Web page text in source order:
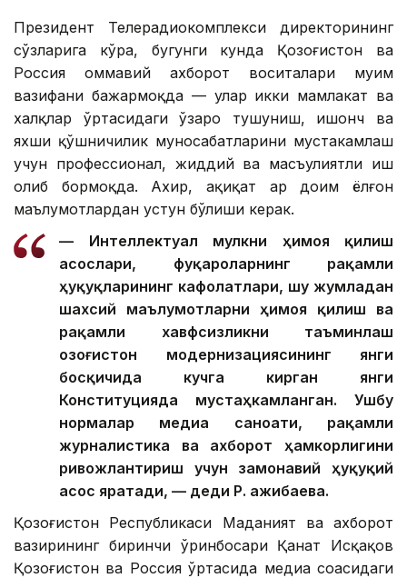
Президент Телерадиокомплекси директорининг
сўзларига кўра, бугунги кунда Қозоғистон ва
Россия оммавий ахборот воситалари муҳим
вазифани бажармоқда — улар икки мамлакат ва
халқлар ўртасидаги ўзаро тушуниш, ишонч ва
яхши қўшничилик муносабатларини мустаҳкамлаш
учун профессионал, жиддий ва масъулиятли иш
олиб бормоқда. Ахир, ҳақиқат ҳар доим ёлғон
маълумотлардан устун бўлиши керак.
— Интеллектуал мулкни ҳимоя қилиш
асослари, фуқароларнинг рақамли
ҳуқуқларининг кафолатлари, шу жумладан
шахсий маълумотларни ҳимоя қилиш ва
рақамли хавфсизликни таъминлаш
Қозоғистон модернизациясининг янги
босқичида кучга кирган янги
Конституцияда мустаҳкамланган. Ушбу
нормалар медиа саноати, рақамли
журналистика ва ахборот ҳамкорлигини
ривожлантириш учун замонавий ҳуқуқий
асос яратади, — деди Р. Қажибаева.
Қозоғистон Республикаси Маданият ва ахборот
вазирининг биринчи ўринбосари Қанат Исқақов
Қозоғистон ва Россия ўртасида медиа соҳасидаги